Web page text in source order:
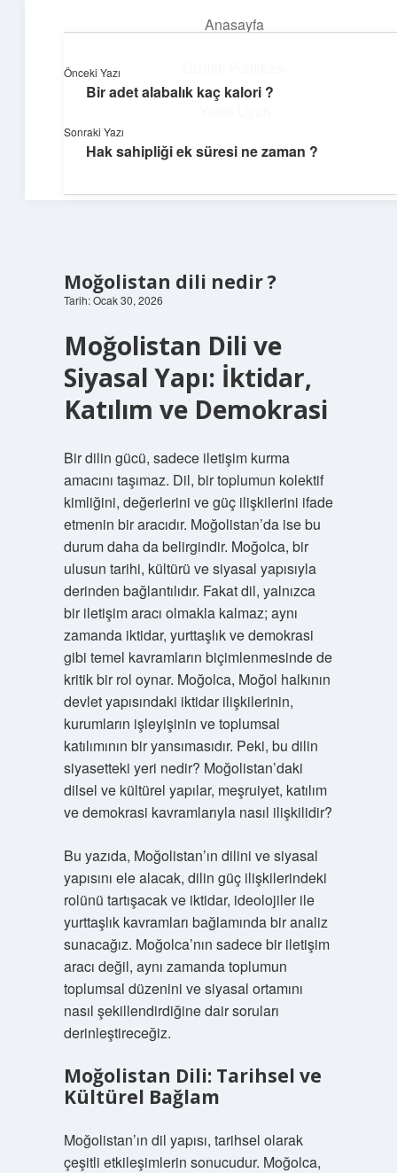
Anasayfa
Hakkımızda
Huzurlu Yaşam Tüyoları
Hayatına ferahlık katan öneriler!
Moğolistan dili nedir ?
Tarih: Ocak 30, 2026
Moğolistan Dili ve
Siyasal Yapı: İktidar,
Katılım ve Demokrasi
Bir dilin gücü, sadece iletişim kurma
amacını taşımaz. Dil, bir toplumun kolektif
kimliğini, değerlerini ve güç ilişkilerini ifade
etmenin bir aracıdır. Moğolistan’da ise bu
durum daha da belirgindir. Moğolca, bir
ulusun tarihi, kültürü ve siyasal yapısıyla
derinden bağlantılıdır. Fakat dil, yalnızca
bir iletişim aracı olmakla kalmaz; aynı
zamanda iktidar, yurttaşlık ve demokrasi
gibi temel kavramların biçimlenmesinde de
kritik bir rol oynar. Moğolca, Moğol halkının
devlet yapısındaki iktidar ilişkilerinin,
kurumların işleyişinin ve toplumsal
katılımının bir yansımasıdır. Peki, bu dilin
siyasetteki yeri nedir? Moğolistan’daki
dilsel ve kültürel yapılar, meşruiyet, katılım
ve demokrasi kavramlarıyla nasıl ilişkilidir?
Bu yazıda, Moğolistan’ın dilini ve siyasal
yapısını ele alacak, dilin güç ilişkilerindeki
rolünü tartışacak ve iktidar, ideolojiler ile
yurttaşlık kavramları bağlamında bir analiz
sunacağız. Moğolca’nın sadece bir iletişim
aracı değil, aynı zamanda toplumun
toplumsal düzenini ve siyasal ortamını
nasıl şekillendirdiğine dair soruları
derinleştireceğiz.
Moğolistan Dili: Tarihsel ve
Kültürel Bağlam
Moğolistan’ın dil yapısı, tarihsel olarak
çeşitli etkileşimlerin sonucudur. Moğolca,
Önceki Yazı
Bir adet alabalık kaç kalori ?
Sonraki Yazı
Hak sahipliği ek süresi ne zaman ?